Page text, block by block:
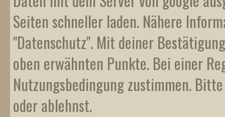
Seiten schneller laden. Nähere
"Datenschutz". Mit deiner
oben erwähnten Punkte. Bei einer
Nutzungsbedingung zustimmen.
oder ablehnst.